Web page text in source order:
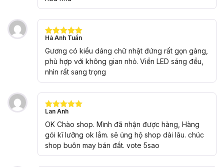
Được xếp
hạng
sao
Hà Anh Tuấn
Gương có kiểu dáng chữ nhật đứng rất gọn gàng,
phù hợp với không gian nhỏ. Viền LED sáng đều,
nhìn rất sang trọng
Được xếp
hạng5 5
sao
Lan Anh
OK Chào shop. Mình đã nhận được hàng, Hàng
gói kĩ lưỡng ok lắm. sẽ ủng hộ shop dài lâu. chúc
shop buôn may bán đắt. vote 5sao